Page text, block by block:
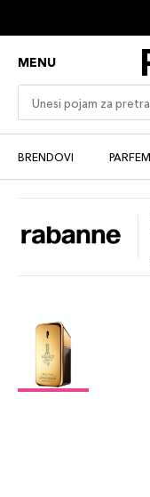
MENU
BRENDOVI